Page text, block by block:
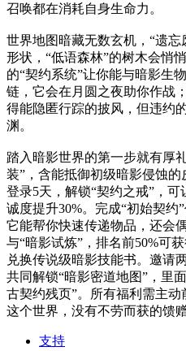
召唤都在消耗自身生命力。
世界地图暗藏无数玄机，“遗
形状，“低语森林”的树木会悄
的“契约系统”让你能与暗影生
链，它会在月圆之夜助你作战
得能隐匿行踪的披风，但违约
渊。
踏入暗影世界的第一步就有厚
装”，含能抵御初级暗影侵蚀的
登录5天，解锁“契约之戒”，
诚度提升30%。完成“初始契约
它能帮你快速传递物品，还会
与“暗影试炼”，排名前50%可
兑换传说级暗影技能书。邀请
共同解锁“暗影密道地图”，里
古契约残页”。所有福利需主
这个世界，没有不劳而获的馈赠
支持